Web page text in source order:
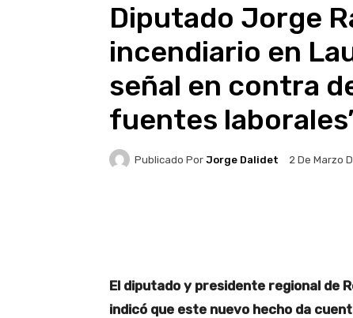
Diputado Jorge
incendiario en
señal en contra
fuentes
Publicado Por Jorge Dalidet 2 De Marzo
El diputado y presidente regional de
indicó que este nuevo hecho da